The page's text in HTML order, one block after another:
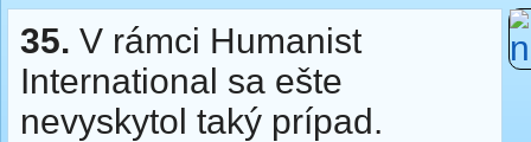
35. V rámci Humanist
International sa ešte
nevyskytol taký prípad.